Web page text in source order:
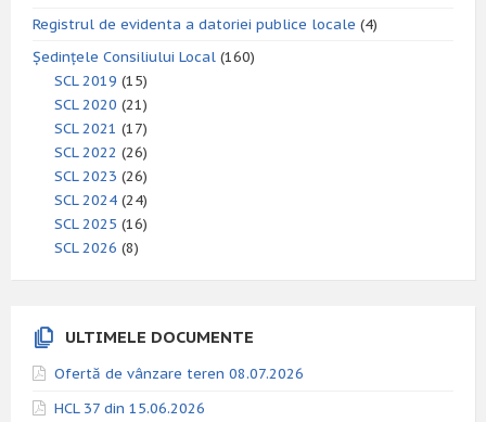
Registrul de evidenta a datoriei publice locale (4)
Ședințele Consiliului Local (160)
SCL 2019 (15)
SCL 2020 (21)
SCL 2021 (17)
SCL 2022 (26)
SCL 2023 (26)
SCL 2024 (24)
SCL 2025 (16)
SCL 2026 (8)
ULTIMELE DOCUMENTE
Ofertă de vânzare teren 08.07.2026
HCL 37 din 15.06.2026